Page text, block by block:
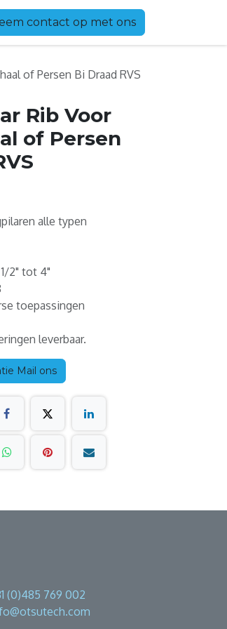
contact op met ons
of Persen Bi Draad RVS
Rib Voor
of Persen
alle typen
2" tot 4"
toepassingen
leverbaar.
Mail ons
(0)485 769 002